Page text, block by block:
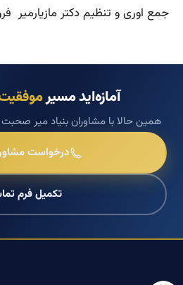
جمع اوری و تنظیم دکتر مازیارمیر
آمازه‌اید مسیر
همین حالا با مشاوران بنیاد میر صحبت
درخواست
تکمیل فرم